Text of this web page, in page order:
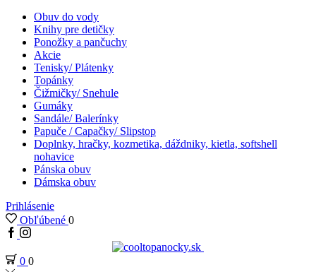
Obuv do vody
Knihy pre detičky
Ponožky a pančuchy
Akcie
Tenisky/ Plátenky
Topánky
Čižmičky/ Snehule
Gumáky
Sandále/ Balerínky
Papuče / Capačky/ Slipstop
Doplnky, hračky, kozmetika, dáždniky, kietla, softshell
nohavice
Pánska obuv
Dámska obuv
Prihlásenie
Obľúbené 0
0 0